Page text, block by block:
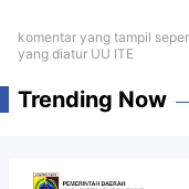
komentar yang tampil
yang diatur UU ITE
Trending Now